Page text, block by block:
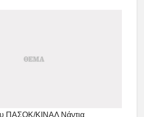
ΠΑΣΟΚ/ΚΙΝΑΛ Νάντια